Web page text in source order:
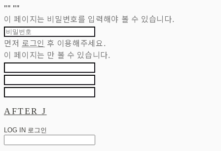
"" ""
이 페이지는 비밀번호를 입력해야 볼 수 있습니다.
먼저 로그인 후 이용해주세요.
이 페이지는 만 볼 수 있습니다.
AFTER J
LOG IN 로그인